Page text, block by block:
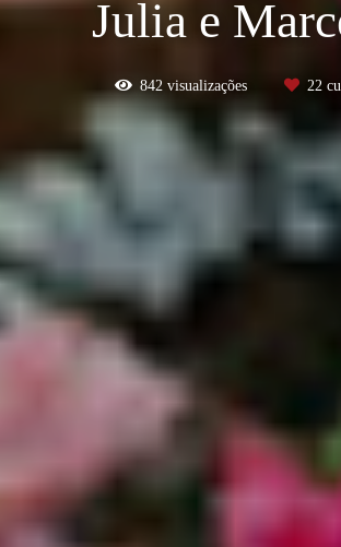
Julia e
842 visualizações 22